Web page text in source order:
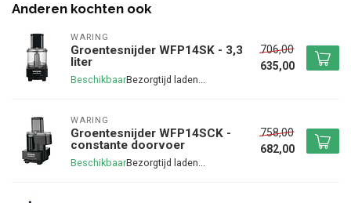
Anderen kochten ook
WARING
Groentesnijder WFP14SK - 3,3
liter
Beschikbaar
706,00
635,00
WARING
Groentesnijder WFP14SCK -
constante doorvoer
Beschikbaar
758,00
682,00